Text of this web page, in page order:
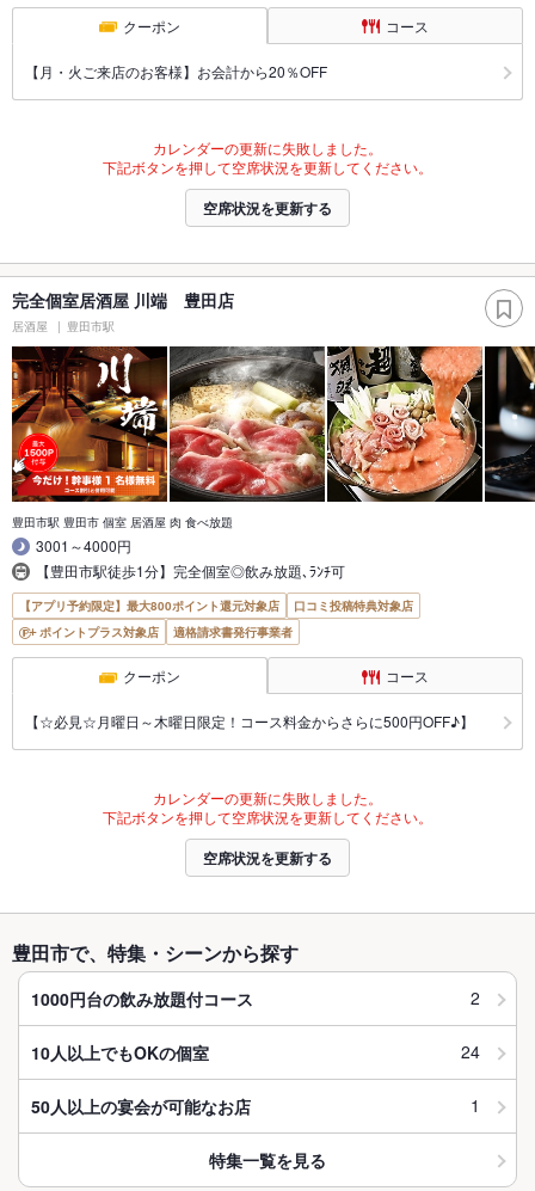
クーポン コース
【月・火ご来店のお客様】お会計から20％OFF
カレンダーの更新に失敗しました。
下記ボタンを押して空席状況を更新してください。
空席状況を更新する
完全個室居酒屋 川端 豊田店
居酒屋 豊田市駅
豊田市駅 豊田市 個室 居酒屋 肉 食べ放題
3001～4000円
【豊田市駅徒歩1分】完全個室◎飲み放題､ﾗﾝﾁ可
【アプリ予約限定】最大800ポイント還元対象店
口コミ投稿特典対象店
ポイントプラス対象店
適格請求書発行事業者
クーポン コース
【☆必見☆月曜日～木曜日限定！コース料金からさらに500円OFF♪】
カレンダーの更新に失敗しました。
下記ボタンを押して空席状況を更新してください。
空席状況を更新する
豊田市で、特集・シーンから探す
1000円台の飲み放題付コース 2
10人以上でもOKの個室 24
50人以上の宴会が可能なお店 1
特集一覧を見る